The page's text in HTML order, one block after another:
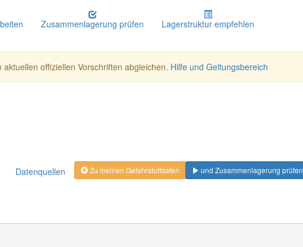
Zusammenlagerung prüfen Lagerstruktur empfehlen
offiziellen Vorschriften abgleichen. Hilfe und Geltungsbereich
Datenquellen Zu meinen Gefahrstoffdaten und Zusammenlagerung prüfen